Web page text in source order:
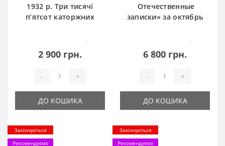
1932 р. Три тисячі
п’ятсот каторжних
2 900 грн.
- +
ДО КОШИКА
Отечественные
записки» за октябрь
6 800 грн.
- +
ДО КОШИКА
Закінчується
Рекомендуємо
Закінчується
Рекомендуємо